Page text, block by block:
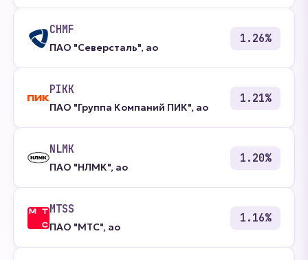
CHMF
ПАО "Северсталь", ао
1.26%
PIKK
ПАО "Группа Компаний ПИК", ао
1.21%
NLMK
ПАО "НЛМК", ао
1.20%
MTSS
ПАО "МТС", ао
1.16%